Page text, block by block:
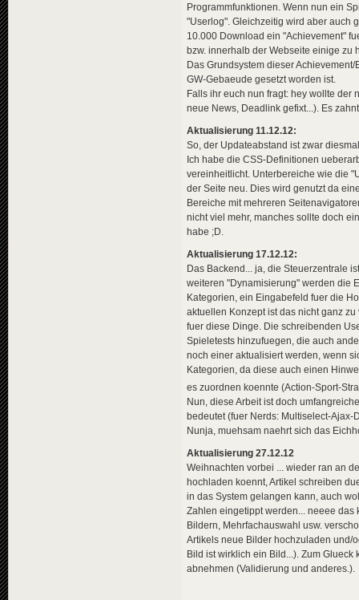
Programmfunktionen. Wenn nun ein
"Userlog". Gleichzeitig wird aber auch
10.000 Download ein "Achievement"
bzw. innerhalb der Webseite einige zu
Das Grundsystem dieser
GW-Gebaeude gesetzt worden ist.
Falls ihr euch nun fragt: hey wollte der
neue News, Deadlink gefixt...). Es
Aktualisierung 11.12.12:
So, der Updateabstand ist zwar
Ich habe die CSS-Definitionen
vereinheitlicht. Unterbereiche wie die
der Seite neu. Dies wird genutzt da
Bereiche mit mehreren
nicht viel mehr, manches sollte doch
habe ;D.
Aktualisierung 17.12.12:
Das Backend... ja, die Steuerzentrale
weiteren "Dynamisierung" werden die
Kategorien, ein Eingabefeld fuer die
aktuellen Konzept ist das nicht ganz
fuer diese Dinge. Die schreibenden
Spieletests hinzufuegen, die auch
noch einer aktualisiert werden, wenn
Kategorien, da diese auch einen
es zuordnen koennte (Action-Sport-
Nun, diese Arbeit ist doch
bedeutet (fuer Nerds: Multiselect-
Nunja, muehsam naehrt sich das
Aktualisierung 27.12.12
Weihnachten vorbei ... wieder ran an
hochladen koennt, Artikel schreiben
in das System gelangen kann, auch
Zahlen eingetippt werden... neeee das
Bildern, Mehrfachauswahl usw.
Artikels neue Bilder hochzuladen und/
Bild ist wirklich ein Bild...). Zum
abnehmen (Validierung und anderes.).